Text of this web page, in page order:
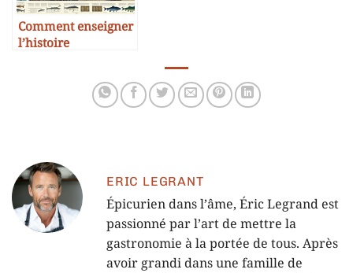
Comment enseigner
l’histoire
ERIC LEGRANT
Épicurien dans l’âme, Éric Legrand est
passionné par l’art de mettre la
gastronomie à la portée de tous. Après
avoir grandi dans une famille de